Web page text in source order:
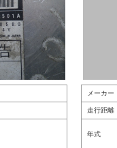
メーカー
走行距離
年式